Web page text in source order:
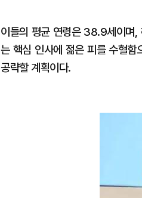
이들의 평균 연령은 38.9세이며,
는 핵심 인사에 젊은 피를 수혈
공략할 계획이다.